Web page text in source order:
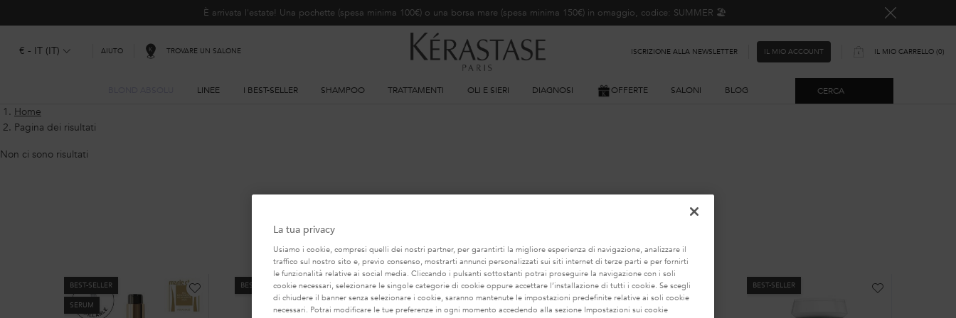
È arrivata l'estate! Una pochette (spesa minima 100€) o una borsa mare (spesa minima 150€) in omaggio, codice: SUMMER 🏖️
€ - IT (IT) AIUTO TROVARE UN SALONE ISCRIZIONE ALLA NEWSLETTER IL MIO ACCOUNT IL MIO CARRELLO 0
0 PRODOTTO
LINEE I BEST-SELLER SHAMPOO TRATTAMENTI OLI E SIERI DIAGNOSI OFFERTE SALONI BLOG CERCA
Contenuto principale
Home
Pagina dei risultati
Non ci sono risultati
BEST-SELLER
SERUM
BEST-SELLER BEST-SELLER BEST-SELLER BEST-SELLER
La tua privacy
Usiamo i cookie, compresi quelli dei nostri partner, per garantirti la migliore esperienza di navigazione, analizzare il
traffico sul nostro sito e, previo consenso, mostrarti annunci personalizzati sui siti internet di terze parti e per fornirti
le funzionalità relative ai social media. Cliccando i pulsanti sottostanti potrai proseguire la navigazione con i soli
cookie necessari, selezionare le singole categorie di cookie oppure accettare l’installazione di tutti i cookie. Se scegli
di chiudere il banner senza selezionare i cookie, saranno mantenute le impostazioni predefinite relative ai soli cookie
necessari. Potrai modificare le tue preferenze in ogni momento accedendo alla sezione Impostazioni sui cookie